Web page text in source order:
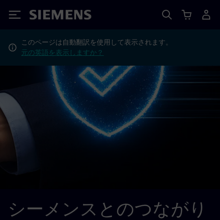
Siemens
このページは自動翻訳を使用して表示されます。
元の英語を表示しますか？
シーメンスとのつながり